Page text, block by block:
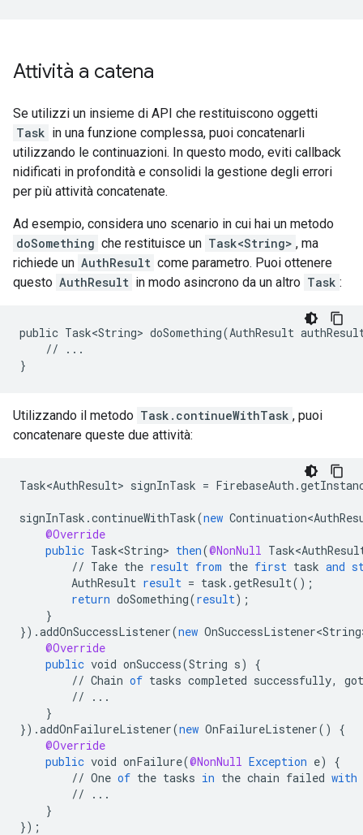
Attività a catena
Se utilizzi un insieme di API che restituiscono oggetti
Task in una funzione complessa, puoi concatenarli
utilizzando le continuazioni. In questo modo, eviti callback
nidificati in profondità e consolidi la gestione degli errori
per più attività concatenate.
Ad esempio, considera uno scenario in cui hai un metodo
doSomething che restituisce un Task<String> , ma
richiede un AuthResult come parametro. Puoi ottenere
questo AuthResult in modo asincrono da un altro Task :
public Task<String> doSomething(AuthResult
    // ...
}
Utilizzando il metodo Task.continueWithTask , puoi
concatenare queste due attività:
Task<AuthResult> signInTask = FirebaseAuth .
signInTask .continueWithTask(new
@Override
public Task<String> then(@NonNull
// Take the result from the first task and
AuthResult result = task .getResult();
return doSomething(result);
}
}).addOnSuccessListener(new
@Override
public void onSuccess(String s)
{
// Chain of tasks completed successfully,
got
//
...
}
}).addOnFailureListener(new OnFailureListener()
{
@Override
public void onFailure(@NonNull Exception e)
{
// One of the tasks in the chain failed with
//
...
}
});